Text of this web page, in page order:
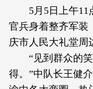
5月5日上午
官兵身着整齐军装
庆市人民大礼堂周
“见到群众的
得。”中队长王健